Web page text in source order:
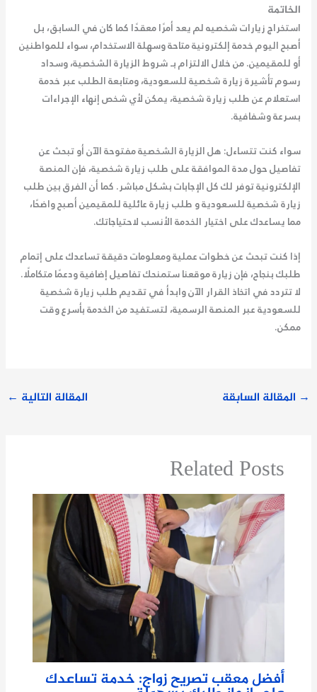
الخاتمة
استخراج زيارات شخصيهلم يعد أمرًا معقدًا كما كان في السابق، بل
أصبح اليوم خدمة إلكترونية متاحة وسهلة الاستخدام، سواء للمواطنين
أو للمقيمين. من خلال الالتزام بـ شروط الزيارة الشخصية، وسداد
رسوم تأشيرة زيارة شخصية للسعودية، ومتابعة الطلب عبر خدمة
استعلام عن طلب زيارة شخصية، يمكن لأي شخص إنهاء الإجراءات
بسرعة وشفافية.
سواء كنت تتساءل: هل الزيارة الشخصية مفتوحة الآن أو تبحث عن
تفاصيل حول مدة الموافقة على طلب زيارة شخصية، فإن المنصة
الإلكترونية توفر لك كل الإجابات بشكل مباشر. كما أن الفرق بين طلب
زيارة شخصية للسعودية و طلب زيارة عائلية للمقيمين أصبح واضحًا،
مما يساعدك على اختيار الخدمة الأنسب لاحتياجاتك.
إذا كنت تبحث عن خطوات عملية ومعلومات دقيقة تساعدك على إتمام
طلبك بنجاح، فإن زيارة موقعنا ستمنحك تفاصيل إضافية ودعمًا متكاملًا.
لا تتردد في اتخاذ القرار الآن وابدأ في تقديم طلب زيارة شخصية
للسعودية عبر المنصة الرسمية، لتستفيد من الخدمة بأسرع وقت
ممكن.
→ المقالة السابقة المقالة التالية ←
Related Posts
أفضل معقب تصريح زواج: خدمة تساعدك